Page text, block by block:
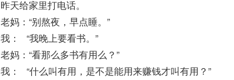
昨天给家里打电话。
老妈：“别熬夜，早点睡。”
我： “我晚上要看书。”
老妈：“看那么多书有用么？”
我： “什么叫有用，是不是能用来赚钱才叫有用？”